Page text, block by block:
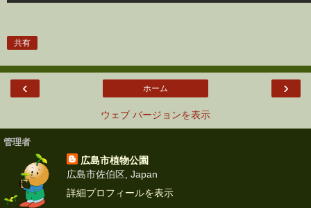
共有
‹ ›
ホーム
ウェブ バージョンを表示
管理者
広島市植物公園
広島市佐伯区, Japan
詳細プロフィールを表示